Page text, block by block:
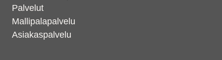
Palvelut
Mallipalapalvelu
Asiakaspalvelu